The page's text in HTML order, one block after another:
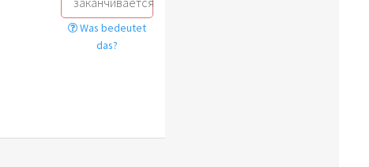
Was bedeutet
das?